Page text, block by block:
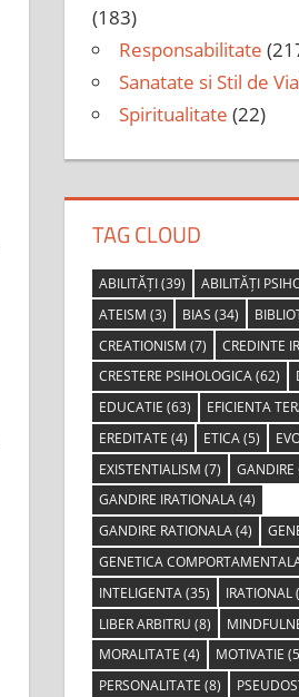
(183)
Responsabilitate
Sanatate si Stil de
Spiritualitate (22)
TAG CLOUD
ABILITĂȚI(39) ABILITĂȚI
ATEISM (3) BIAS (34)
CREATIONISM (7) CREDINTE
CRESTERE PSIHOLOGICA(62)
EDUCATIE (63) EFICIENTA
EREDITATE (4) ETICA(5)
EXISTENTIALISM (7) GANDIRE
GANDIRE IRATIONALA(4)
GANDIRE RATIONALA(4)
GENETICA
INTELIGENTA(35) IRATIONAL
LIBER ARBITRU (8)
MORALITATE (4) MOTIVATIE
PERSONALITATE (8)